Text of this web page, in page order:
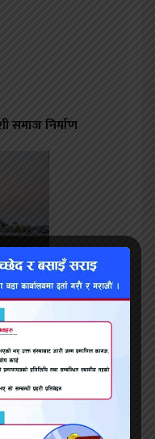
समाज निर्माण
मुस्किल